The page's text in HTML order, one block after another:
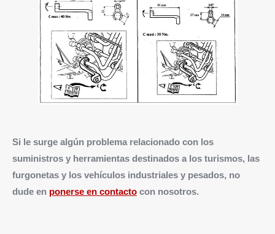
Si le surge algún problema relacionado con los
suministros y herramientas destinados a los turismos, las
furgonetas y los vehículos industriales y pesados, no
dude en ponerse en contacto con nosotros.